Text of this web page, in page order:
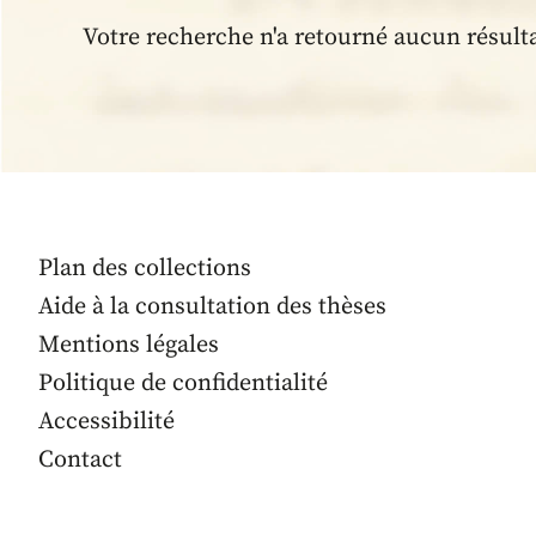
Votre recherche n'a retourné aucun
Plan des collections
Aide à la consultation des thèses
Mentions légales
Politique de confidentialité
Accessibilité
Contact